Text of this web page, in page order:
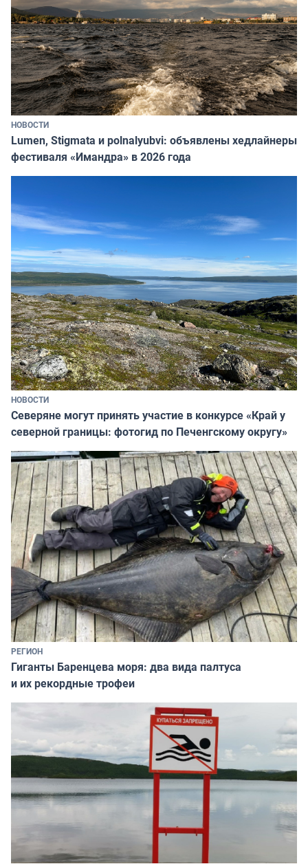
НОВОСТИ
Lumen, Stigmata и polnalyubvi: объявлены хедлайнеры
фестиваля «Имандра» в 2026 года
НОВОСТИ
Северяне могут принять участие в конкурсе «Край у
северной границы: фотогид по Печенгскому округу»
РЕГИОН
Гиганты Баренцева моря: два вида палтуса
и их рекордные трофеи